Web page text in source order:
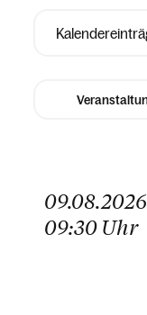
09.08.2026
09:30 Uhr